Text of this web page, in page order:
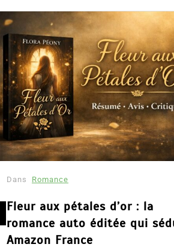
Dans Romance
Fleur aux pétales d’or : la
romance auto éditée qui
Amazon France